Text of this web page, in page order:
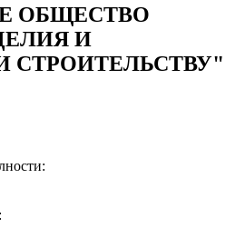
ОБЩЕСТВО
И
СТРОИТЕЛЬСТВУ"